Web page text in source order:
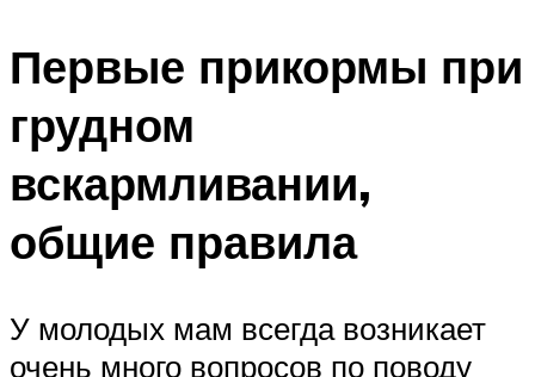
Первые прикормы при
грудном
вскармливании,
общие правила
У молодых мам всегда возникает
очень много вопросов по поводу